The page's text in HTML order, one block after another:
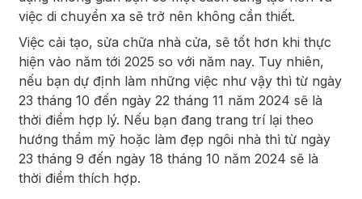
việc di chuyển xa sẽ trở nên không cần thiết.
Việc cải tạo, sửa chữa nhà cửa, sẽ tốt hơn khi thực
hiện vào năm tới 2025 so với năm nay. Tuy nhiên,
nếu bạn dự định làm những việc như vậy thì từ ngày
23 tháng 10 đến ngày 22 tháng 11 năm 2024 sẽ là
thời điểm hợp lý. Nếu bạn đang trang trí lại theo
hướng thẩm mỹ hoặc làm đẹp ngôi nhà thì từ ngày
23 tháng 9 đến ngày 18 tháng 10 năm 2024 sẽ là
thời điểm thích hợp.